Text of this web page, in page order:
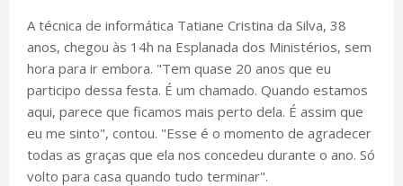
A técnica de informática Tatiane Cristina da Silva, 38
anos, chegou às 14h na Esplanada dos Ministérios, sem
hora para ir embora. "Tem quase 20 anos que eu
participo dessa festa. É um chamado. Quando estamos
aqui, parece que ficamos mais perto dela. É assim que
eu me sinto", contou. "Esse é o momento de agradecer
todas as graças que ela nos concedeu durante o ano. Só
volto para casa quando tudo terminar".